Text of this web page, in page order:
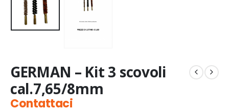
GERMAN – Kit 3 scovoli
cal.7,65/8mm
Contattaci